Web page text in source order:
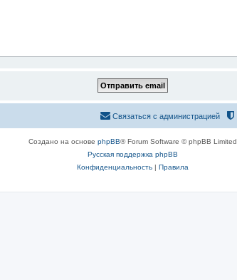
Связаться с администрацией
Создано на основе phpBB® Forum Software © phpBB Limited
Русская поддержка phpBB
Конфиденциальность| Правила